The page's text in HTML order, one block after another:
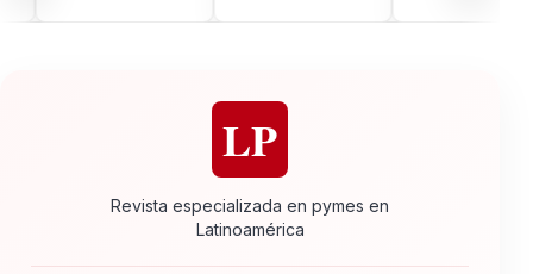
LP
Revista especializada en pymes en
Latinoamérica